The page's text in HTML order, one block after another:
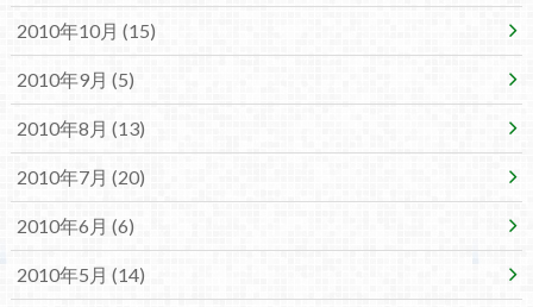
2010年10月 (15)
2010年9月 (5)
2010年8月 (13)
2010年7月 (20)
2010年6月 (6)
2010年5月 (14)